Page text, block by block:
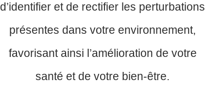
d’identifier et de rectifier les perturbations
présentes dans votre environnement,
favorisant ainsi l’amélioration de votre
santé et de votre bien-être.